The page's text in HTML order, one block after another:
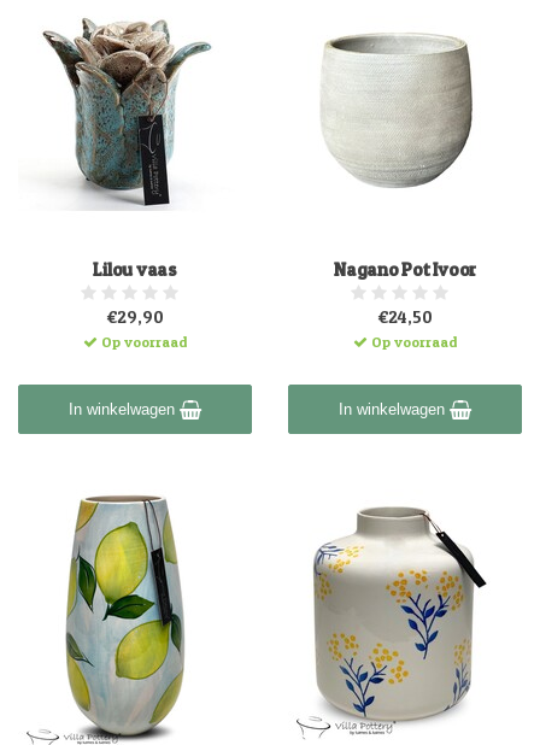
Lilou vaas
€29,90
Op voorraad
In winkelwagen
Nagano Pot Ivoor
€24,50
Op voorraad
In winkelwagen